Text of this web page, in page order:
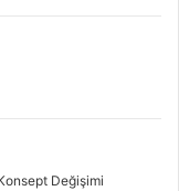
Değişimi